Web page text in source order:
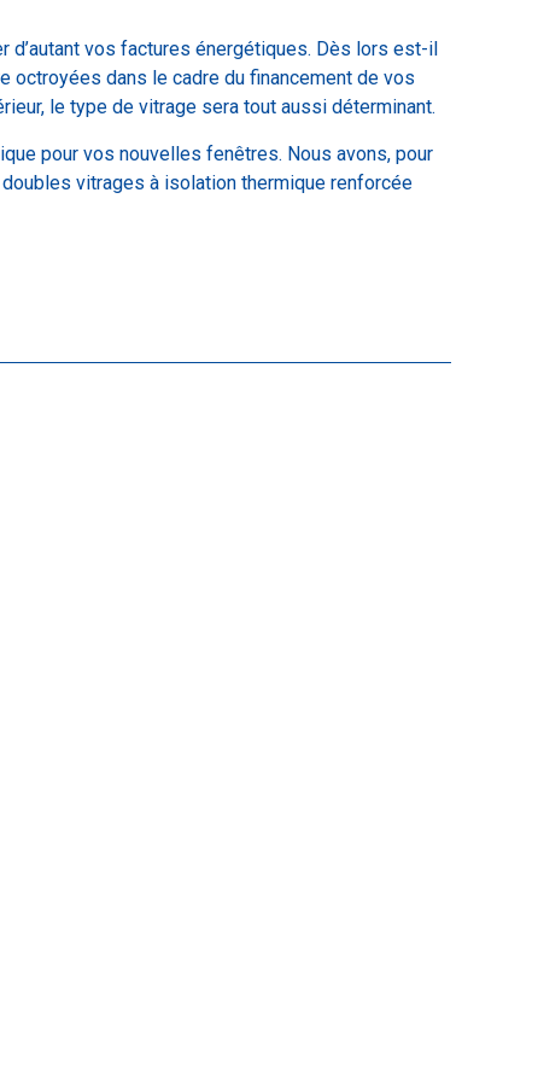
d’autant vos factures énergétiques. Dès lors est-il
octroyées dans le cadre du financement de vos
le type de vitrage sera tout aussi déterminant.
pour vos nouvelles fenêtres. Nous avons, pour
vitrages à isolation thermique renforcée